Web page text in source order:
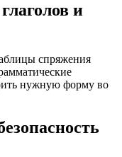
и
спряжения
нужную форму во